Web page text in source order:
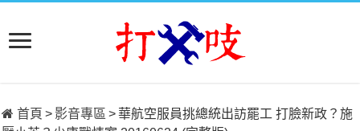
首頁 > 影音專區 >華航空服員挑總統出訪罷工 打臉新政？施